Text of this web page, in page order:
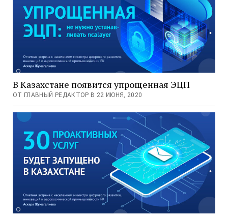
В Казахстане появится упрощенная ЭЦП
ОТ ГЛАВНЫЙ РЕДАКТОР В 22 ИЮНЯ, 2020